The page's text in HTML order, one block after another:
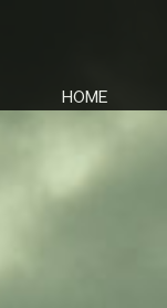
HOME